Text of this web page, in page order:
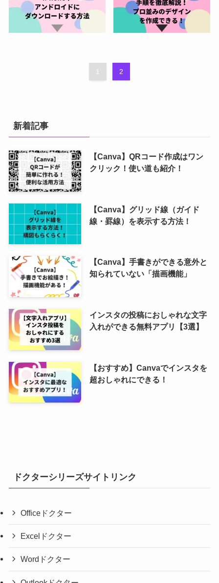
1 2
新着記事
【Canva】QRコード作成はワン
クリック！使い道も紹介！
【Canva】グリッド線（ガイド
線・罫線）を表示する方法！
【Canva】手書きができる意外と
知られていない「描画機能」
インスタの投稿におしゃれな文字
入れができる無料アプリ【3選】
【おすすめ】Canvaでインスタを
超おしゃれにできる！
ドクターシリーズサイトリンク
Officeドクター
Excelドクター
Wordドクター